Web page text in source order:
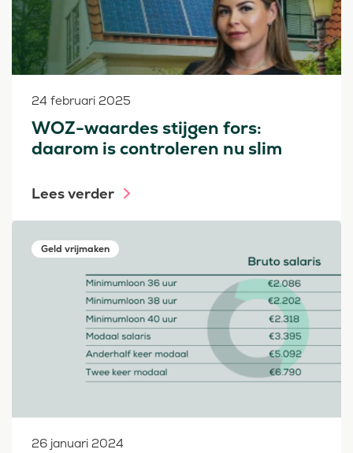
24 februari 2025
WOZ-waardes stijgen fors:
daarom is controleren nu slim
Lees verder
Geld vrijmaken
26 januari 2024